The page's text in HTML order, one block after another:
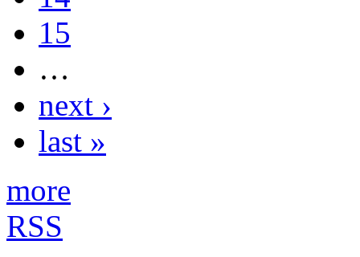
15
…
next ›
last »
more
RSS